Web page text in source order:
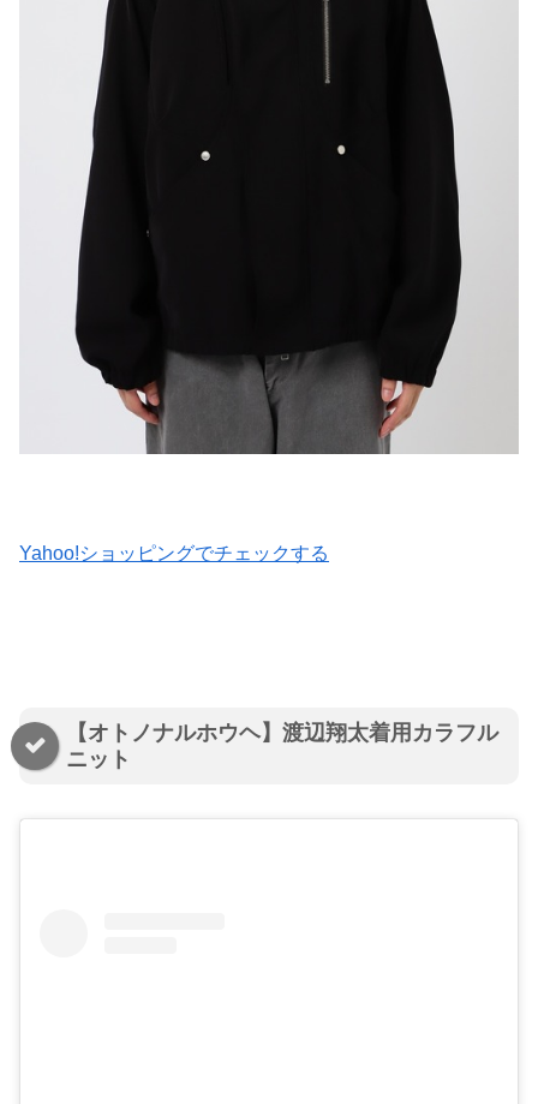
Yahoo!ショッピングでチェックする
【オトノナルホウヘ】渡辺翔太着用カラフル
ニット